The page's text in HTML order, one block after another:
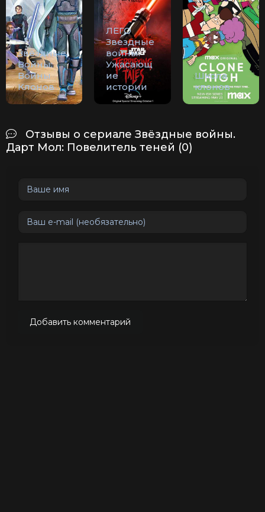
Звёздные
Войны:
Войны
Клонов
ЛЕГО
Звездные
войны:
Ужасающ
ие
истории
Школа
клонов
Отзывы о сериале Звёздные войны.
Дарт Мол: Повелитель теней (0)
Добавить комментарий